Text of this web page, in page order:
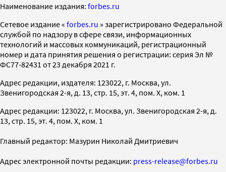
Наименование издания: forbes.ru
Cетевое издание « forbes.ru » зарегистрировано Федеральной
службой по надзору в сфере связи, информационных
технологий и массовых коммуникаций, регистрационный
номер и дата принятия решения о регистрации: серия Эл №
ФС77-82431 от 23 декабря 2021 г.
Адрес редакции, издателя: 123022, г. Москва, ул.
Звенигородская 2-я, д. 13, стр. 15, эт. 4, пом. X, ком. 1
Адрес редакции: 123022, г. Москва, ул. Звенигородская 2-я, д.
13, стр. 15, эт. 4, пом. X, ком. 1
Главный редактор: Мазурин Николай Дмитриевич
Адрес электронной почты редакции: press-release@forbes.ru